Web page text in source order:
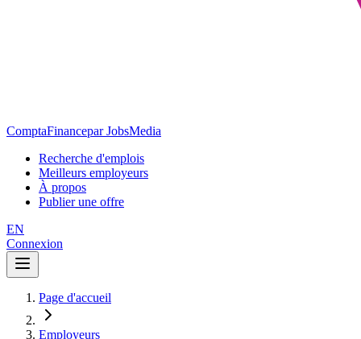
ComptaFinancepar JobsMedia
Recherche d'emplois
Meilleurs employeurs
À propos
Publier une offre
EN
Connexion
Page d'accueil
Employeurs